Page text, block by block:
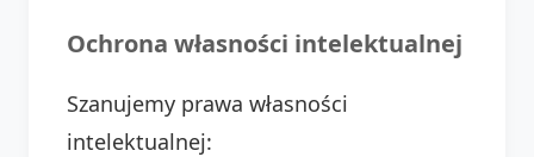
Ochrona własności intelektualnej
Szanujemy prawa własności
intelektualnej: